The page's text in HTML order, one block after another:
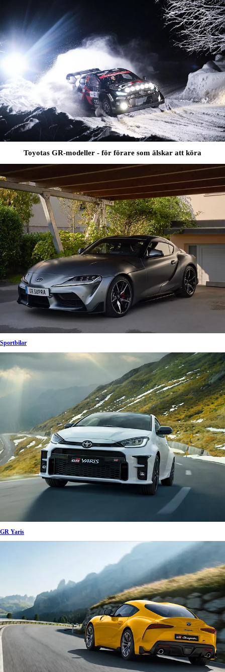
Toyotas GR-modeller - för förare som älskar att köra
Sportbilar
GR Yaris